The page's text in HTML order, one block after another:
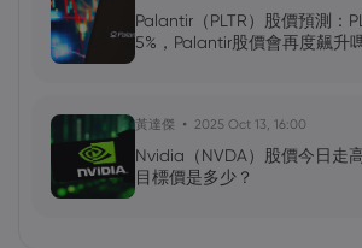
Palantir（PLTR）股價預測：
5%，Palantir股價會再度飆升
黃達傑 2025 Oct 13, 16:00
Nvidia（NVDA）股價今日走
目標價是多少？